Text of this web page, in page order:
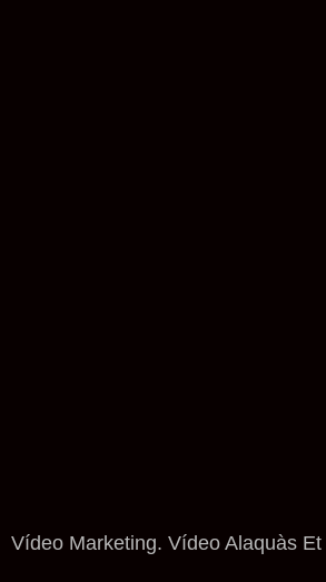
Vídeo Marketing. Vídeo Alaquàs Et